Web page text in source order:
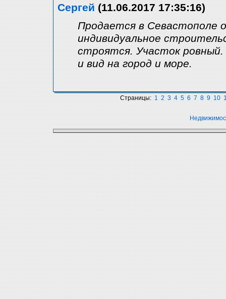
Сергей (11.06.2017 17:35:16)
Продается в Севастополе
индивидуальное
строятся. Участок
и вид на город и море.
Страницы: 1 2 3 4 5 6 7 8 9 10